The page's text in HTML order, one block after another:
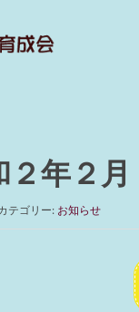
年２月
テゴリー: お知らせ